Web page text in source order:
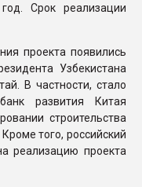
Срок реализации
проекта появились
Узбекистана
В частности, стало
развития Китая
строительства
того, российский
реализацию проекта